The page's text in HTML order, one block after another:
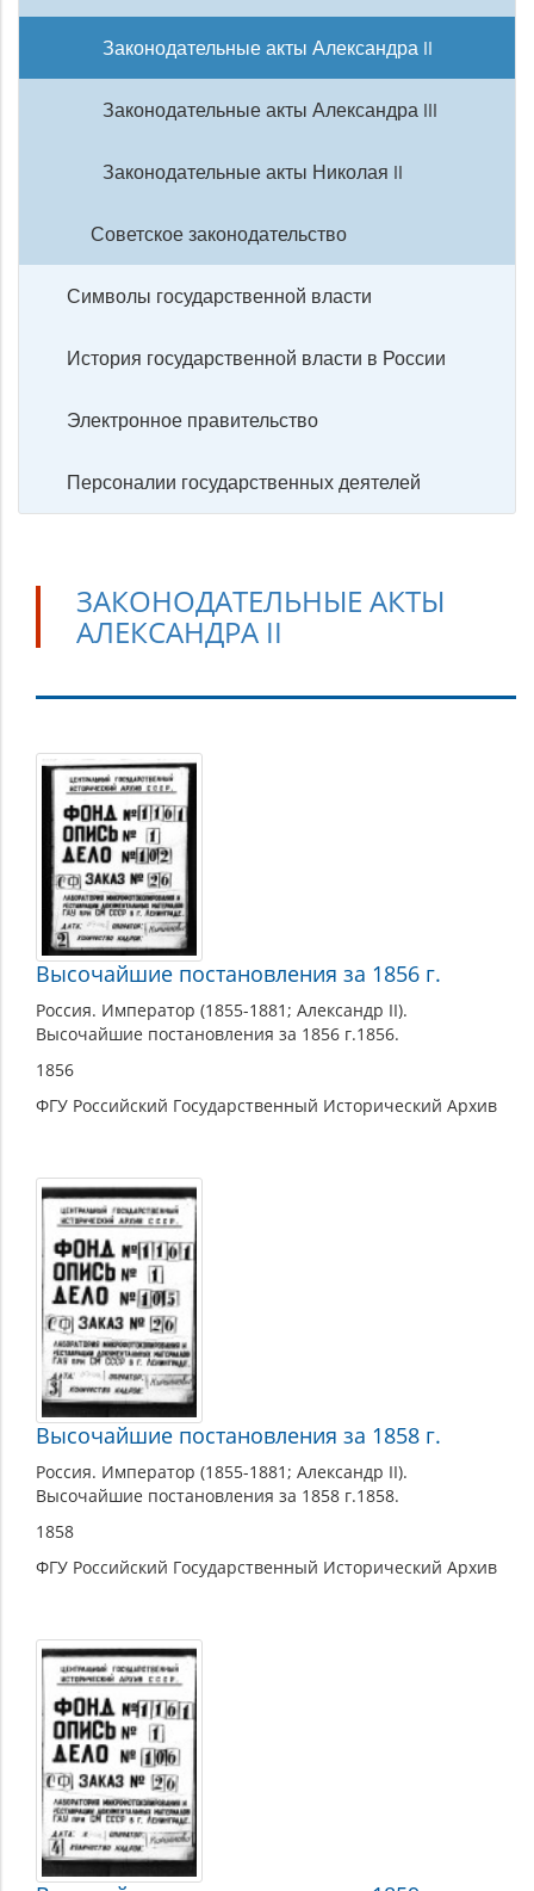
Законодательные акты Александра II
Законодательные акты Александра III
Законодательные акты Николая II
Советское законодательство
Символы государственной власти
История государственной власти в России
Электронное правительство
Персоналии государственных деятелей
ЗАКОНОДАТЕЛЬНЫЕ АКТЫ
АЛЕКСАНДРА II
Законодательные
акты
Александра
Высочайшие постановления за 1856 г.
Россия. Император (1855-1881; Александр II).
Высочайшие постановления за 1856 г.1856.
1856
ФГУ Российский Государственный Исторический Архив
Высочайшие постановления за 1858 г.
Россия. Император (1855-1881; Александр II).
Высочайшие постановления за 1858 г.1858.
1858
ФГУ Российский Государственный Исторический Архив